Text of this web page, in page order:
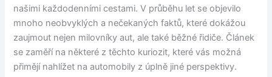
našimi každodenními cestami. V průběhu let se objevilo
mnoho neobvyklých a nečekaných faktů, které dokážou
zaujmout nejen milovníky aut, ale také běžné řidiče. Článek
se zaměří na některé z těchto kuriozit, které vás možná
přimějí nahlížet na automobily z úplně jiné perspektivy.